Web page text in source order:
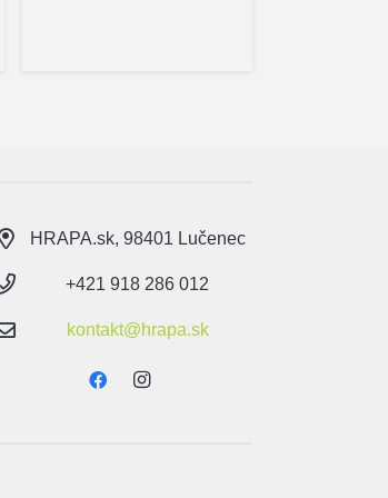
HRAPA.sk, 98401 Lučenec
+421 918 286 012
kontakt@hrapa.sk